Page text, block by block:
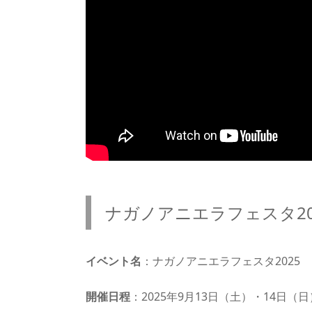
ナガノアニエラフェスタ
イベント名 ：ナガノアニエラフェスタ2025
開催日程 ：2025年9月13日（土）・14日（日